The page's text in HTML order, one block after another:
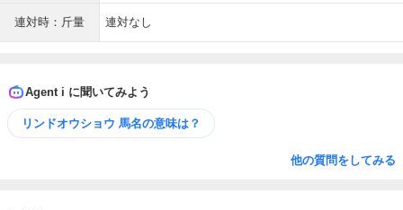
連対時：斤量 連対なし
Agent i に聞いてみよう
リンドオウショウ 馬名の意味は？
他の質問をしてみる